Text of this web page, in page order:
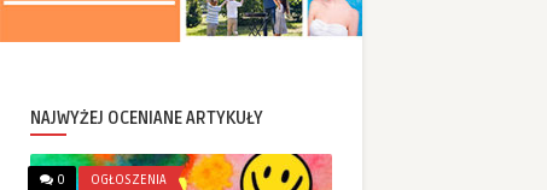
NAJWYŻEJ OCENIANE ARTYKUŁY
0 OGŁOSZENIA